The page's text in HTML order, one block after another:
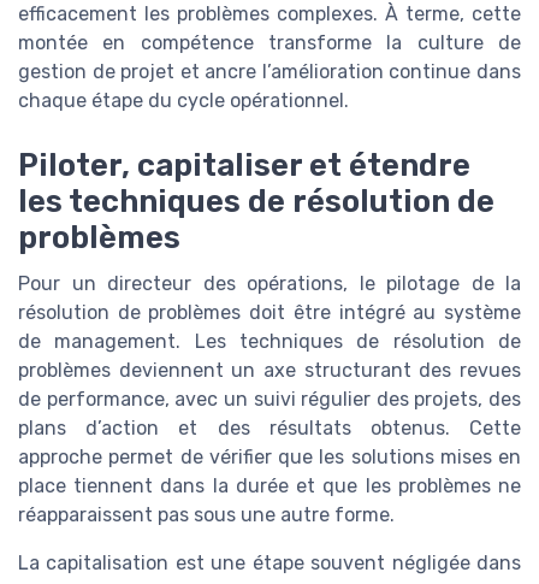
efficacement les problèmes complexes. À terme, cette
montée en compétence transforme la culture de
gestion de projet et ancre l’amélioration continue dans
chaque étape du cycle opérationnel.
Piloter, capitaliser et étendre
les techniques de résolution de
problèmes
Pour un directeur des opérations, le pilotage de la
résolution de problèmes doit être intégré au système
de management. Les techniques de résolution de
problèmes deviennent un axe structurant des revues
de performance, avec un suivi régulier des projets, des
plans d’action et des résultats obtenus. Cette
approche permet de vérifier que les solutions mises en
place tiennent dans la durée et que les problèmes ne
réapparaissent pas sous une autre forme.
La capitalisation est une étape souvent négligée dans